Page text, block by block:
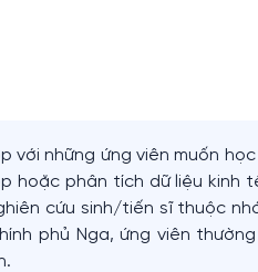
với những ứng viên muốn
hoặc phân tích dữ liệu kinh
cứu sinh/tiến sĩ thuộc
phủ Nga, ứng viên